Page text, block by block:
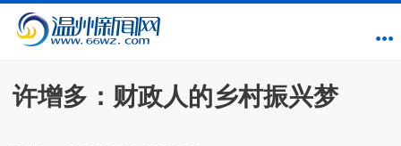
许增多：财政人的乡村振兴梦